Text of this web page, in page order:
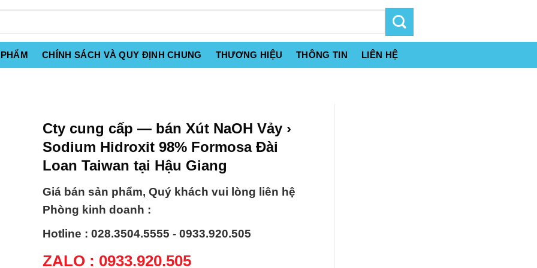
CHÍNH SÁCH VÀ QUY ĐỊNH CHUNG THƯƠNG HIỆU THÔNG TIN LIÊN HỆ
Cty cung cấp — bán Xút NaOH Vảy ›
Sodium Hidroxit 98% Formosa Đài
Loan Taiwan tại Hậu Giang
Giá bán sản phẩm, Quý khách vui lòng liên hệ
Phòng kinh doanh :
Hotline : 028.3504.5555 - 0933.920.505
ZALO : 0933.920.505